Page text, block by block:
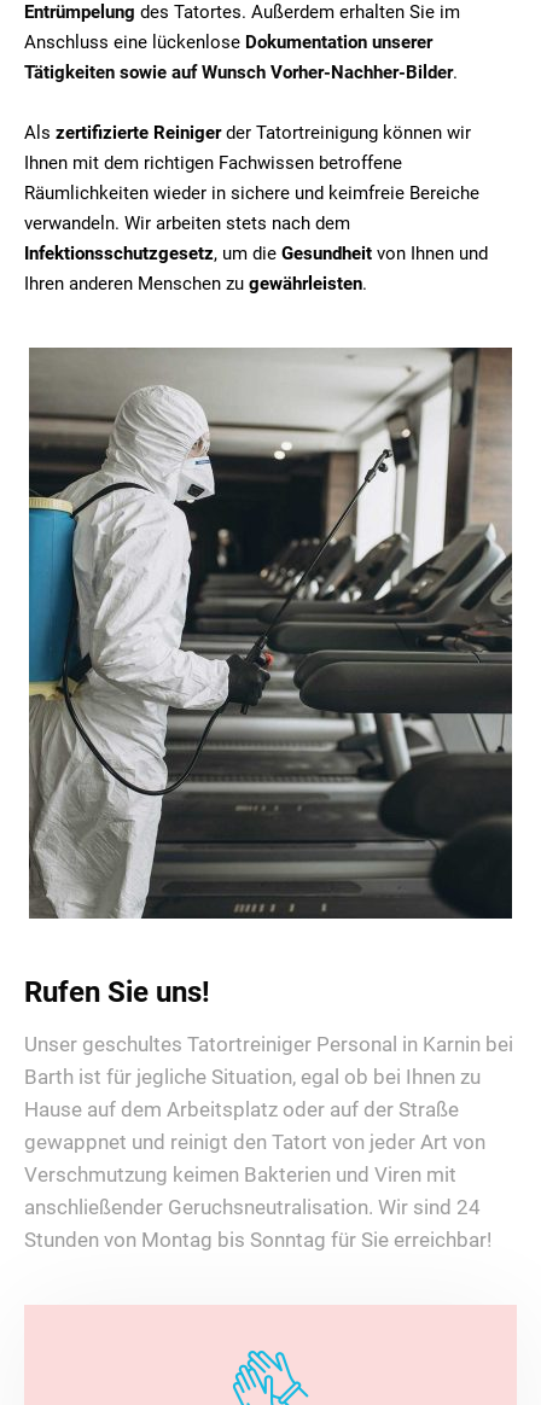
Entrümpelung des Tatortes. Außerdem erhalten Sie im
Anschluss eine lückenlose Dokumentation unserer
Tätigkeiten sowie auf Wunsch Vorher-Nachher-Bilder.
Als zertifizierte Reinigerder Tatortreinigung können wir
Ihnen mit dem richtigen Fachwissen betroffene
Räumlichkeiten wieder in sichere und keimfreie Bereiche
verwandeln. Wir arbeiten stets nach dem
Infektionsschutzgesetz, um die Gesundheit von Ihnen und
Ihren anderen Menschen zu gewährleisten.
Rufen Sie uns!
Unser geschultes Tatortreiniger Personal in Karnin bei
Barth ist für jegliche Situation, egal ob bei Ihnen zu
Hause auf dem Arbeitsplatz oder auf der Straße
gewappnet und reinigt den Tatort von jeder Art von
Verschmutzung keimen Bakterien und Viren mit
anschließender Geruchsneutralisation. Wir sind 24
Stunden von Montag bis Sonntag für Sie erreichbar!